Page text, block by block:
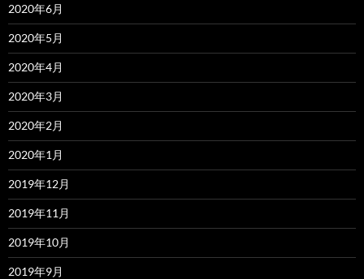
2020年6月
2020年5月
2020年4月
2020年3月
2020年2月
2020年1月
2019年12月
2019年11月
2019年10月
2019年9月